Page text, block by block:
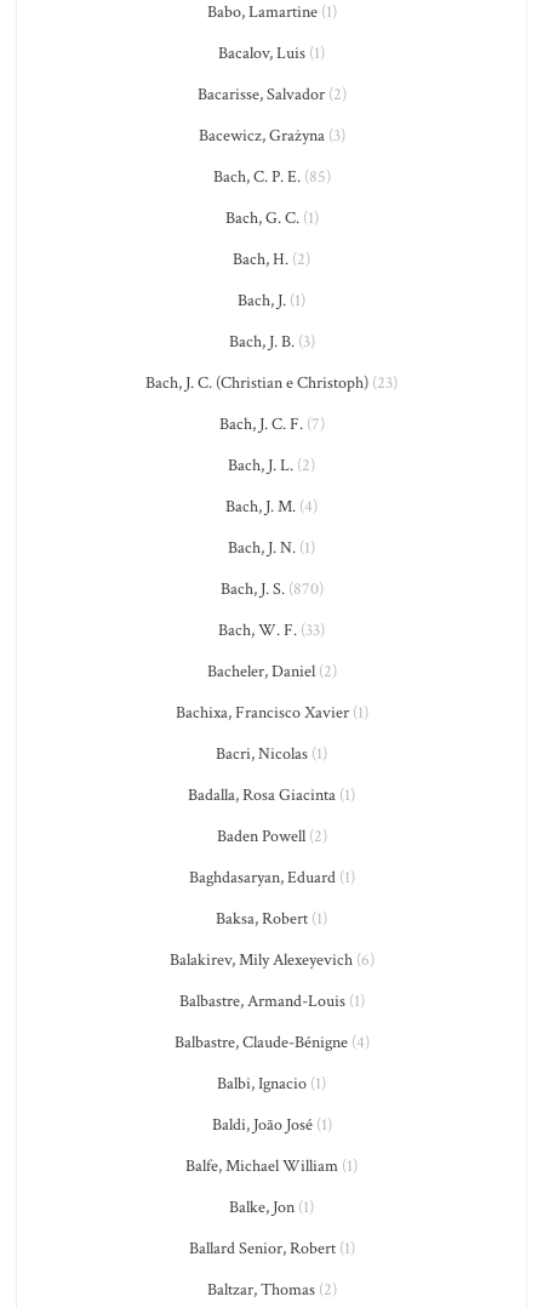
Babo, Lamartine(1)
Bacalov, Luis (1)
Bacarisse, Salvador(2)
Bacewicz, Grażyna(3)
Bach, C. P. E.(85)
Bach, G. C.(1)
Bach, H. (2)
Bach, J. (1)
Bach, J. B.(3)
Bach, J. C. (Christian e Christoph) (23)
Bach, J. C. F.(7)
Bach, J. L. (2)
Bach, J. M. (4)
Bach, J. N. (1)
Bach, J. S.(870)
Bach, W. F. (33)
Bacheler, Daniel(2)
Bachixa, Francisco Xavier(1)
Bacri, Nicolas (1)
Badalla, Rosa Giacinta (1)
Baden Powell(2)
Baghdasaryan, Eduard(1)
Baksa, Robert (1)
Balakirev, Mily Alexeyevich(6)
Balbastre, Armand-Louis(1)
Balbastre, Claude-Bénigne(4)
Balbi, Ignacio (1)
Baldi, João José(1)
Balfe, Michael William (1)
Balke, Jon (1)
Ballard Senior, Robert(1)
Baltzar, Thomas(2)